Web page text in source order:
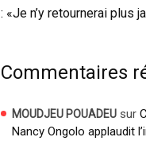
: «Je n’y retournerai plus
Commentaires
MOUDJEU POUADEU sur
Nancy Ongolo applaudit